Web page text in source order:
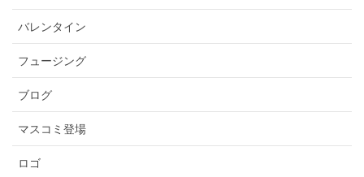
バレンタイン
フュージング
ブログ
マスコミ登場
ロゴ